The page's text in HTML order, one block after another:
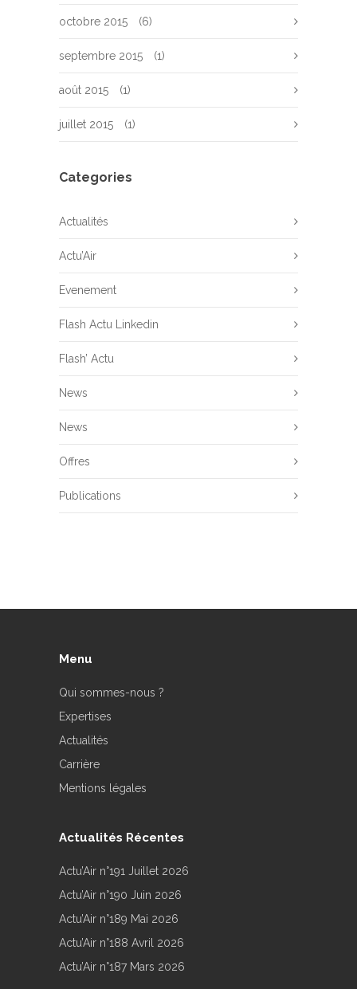
octobre 2015 (6)
septembre 2015 (1)
août 2015 (1)
juillet 2015 (1)
Categories
Actualités
Actu’Air
Evenement
Flash Actu Linkedin
Flash’ Actu
News
News
Offres
Publications
Menu
Qui sommes-nous ?
Expertises
Actualités
Carrière
Mentions légales
Actualités Récentes
Actu’Air n°191 Juillet 2026
Actu’Air n°190 Juin 2026
Actu’Air n°189 Mai 2026
Actu’Air n°188 Avril 2026
Actu’Air n°187 Mars 2026